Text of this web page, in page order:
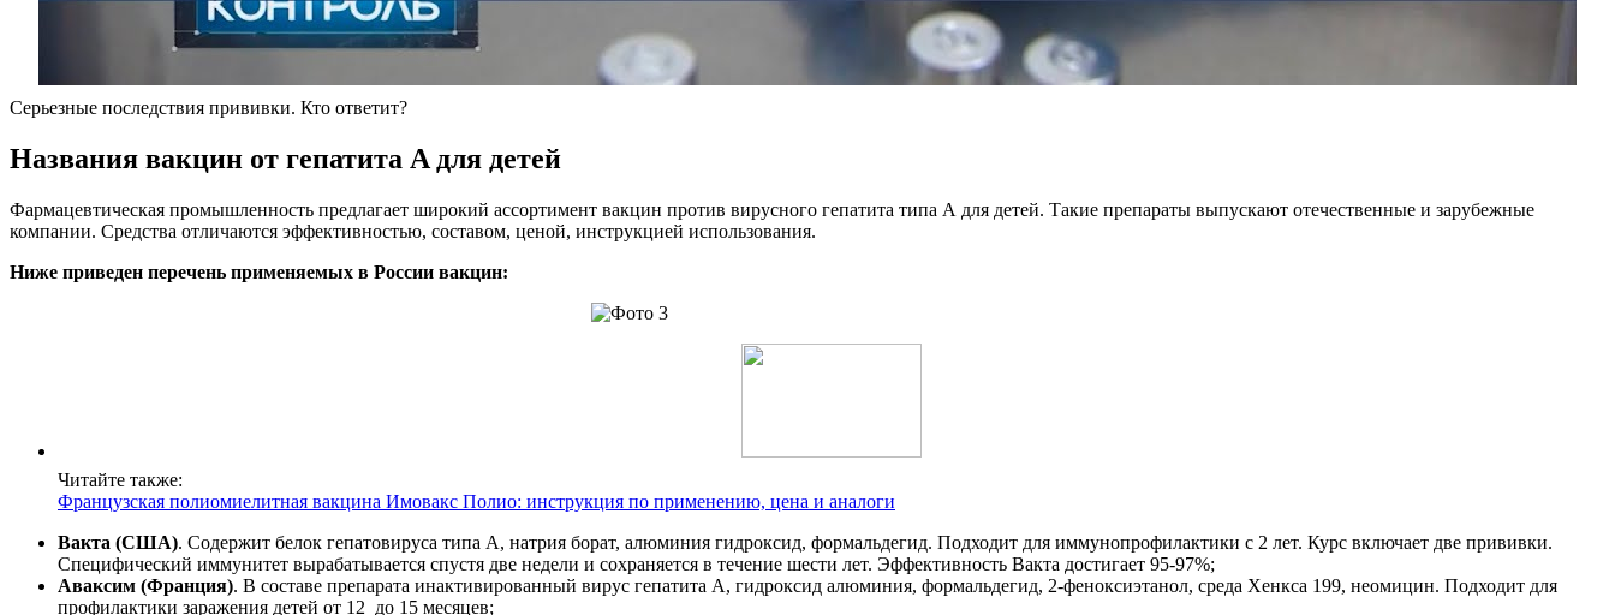
Серьезные последствия прививки. Кто ответит?
Названия вакцин от гепатита A для детей
Фармацевтическая промышленность предлагает широкий ассортимент вакцин против вирусного гепатита типа А для детей. Такие препараты выпускают отечественные и зарубежные
компании. Средства отличаются эффективностью, составом, ценой, инструкцией использования.
Ниже приведен перечень применяемых в России вакцин:
Читайте также:
Французская полиомиелитная вакцина Имовакс Полио: инструкция по применению, цена и аналоги
Вакта (США). Содержит белок гепатовируса типа А, натрия борат, алюминия гидроксид, формальдегид. Подходит для иммунопрофилактики с 2 лет. Курс включает две прививки.
Специфический иммунитет вырабатывается спустя две недели и сохраняется в течение шести лет. Эффективность Вакта достигает 95-97%;
Аваксим (Франция). В составе препарата инактивированный вирус гепатита А, гидроксид алюминия, формальдегид, 2-феноксиэтанол, среда Хенкса 199, неомицин. Подходит для
профилактики заражения детей от 12 до 15 месяцев;